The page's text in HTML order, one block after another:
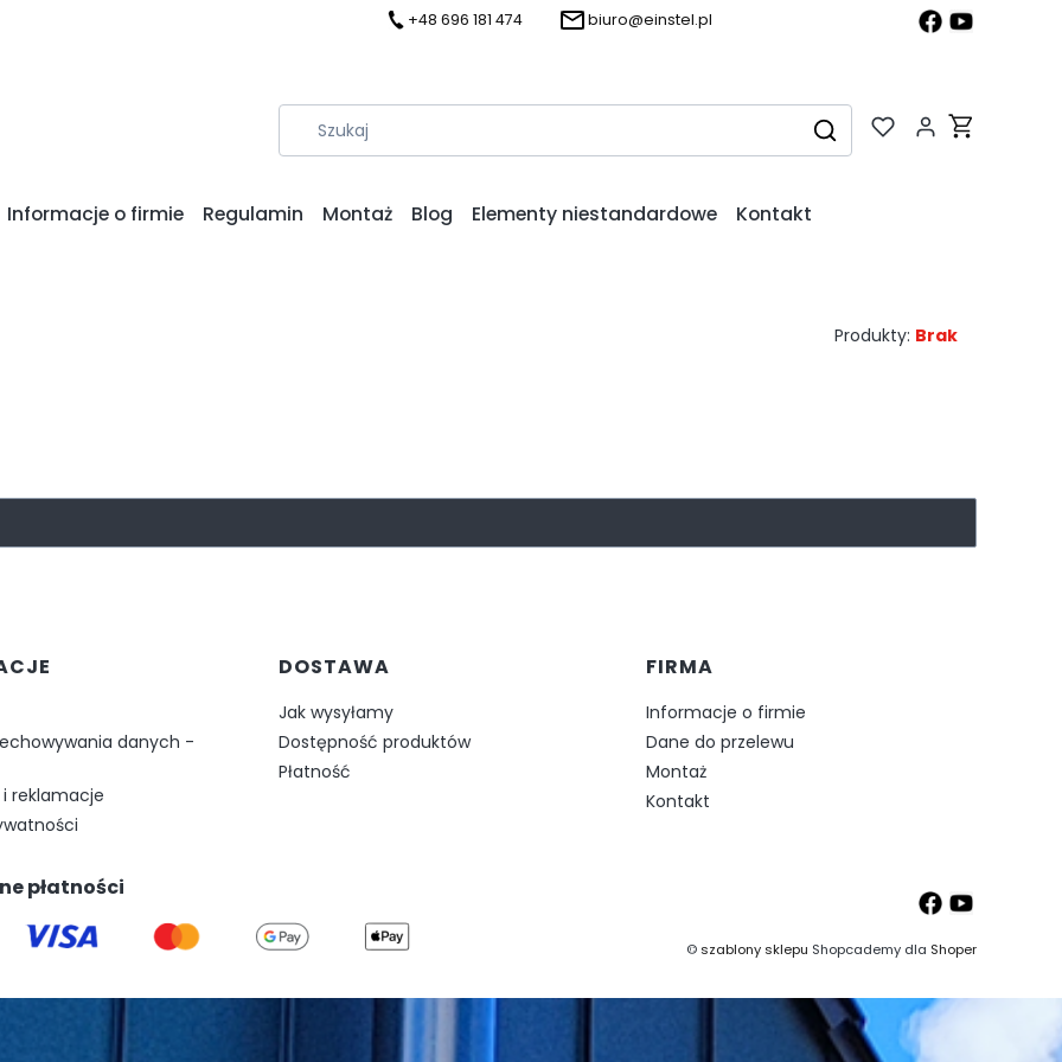
+48 696 181 474 biuro@einstel.pl
WyczyśćSzukaj
Produkty w
Informacje o firmie Regulamin Montaż Blog Elementy niestandardowe Kontakt
Produkty: Brak
danych -
reklamacje
DOSTAWA
Jak wysyłamy
Dostępność produktów
Płatność
FIRMA
Informacje o firmie
Dane do przelewu
Montaż
Kontakt
płatności
©szablony sklepu Shopcademy dla Shoper